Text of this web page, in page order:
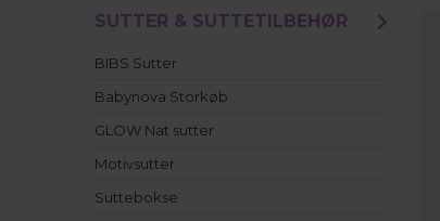
SUTTER & SUTTETILBEHØR
BIBS Sutter
Babynova Storkøb
GLOW Nat sutter
Motivsutter
Suttebokse